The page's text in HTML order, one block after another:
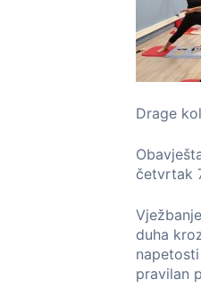
Drage
četvrtak
duha
pravilan